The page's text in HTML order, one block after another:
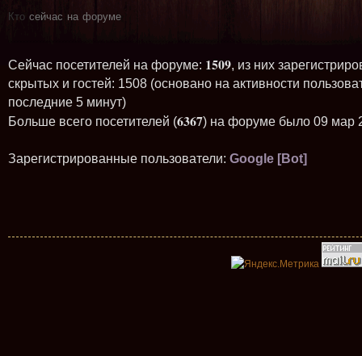
Кто сейчас на форуме
Сейчас посетителей на форуме: 1509, из них
скрытых и гостей: 1508 (основано на активности
последние 5 минут)
Больше всего посетителей (6367) на форуме было 09 мар
Зарегистрированные пользователи: Google [Bot]